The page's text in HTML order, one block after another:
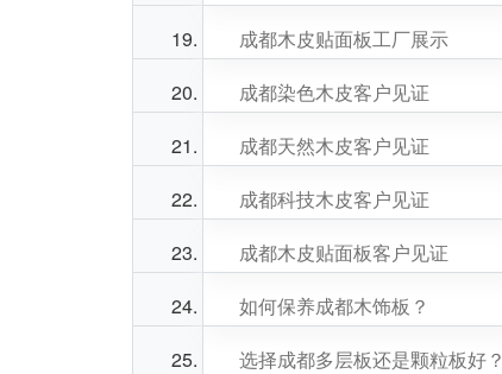
成都木皮贴面板工厂展示
成都染色木皮客户见证
成都天然木皮客户见证
成都科技木皮客户见证
成都木皮贴面板客户见证
如何保养成都木饰板？
选择成都多层板还是颗粒板好？